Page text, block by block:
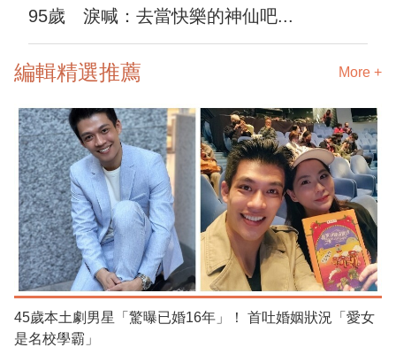
95歲 淚喊：去當快樂的神仙吧...
編輯精選推薦 More +
45歲本土劇男星「驚曝已婚16年」！ 首吐婚姻狀況「愛女
是名校學霸」